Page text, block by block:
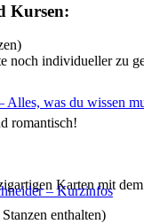
Alles, was du wissen
– Kurzinfos
Kursen:
noch individueller zu
romantisch!
Karten mit
enthalten)